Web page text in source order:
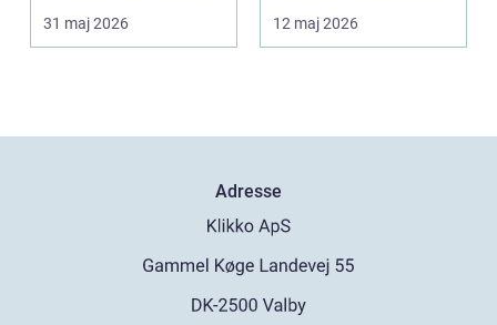
Rengøringen påv...
31 maj 2026
Møbler, per...
12 maj 2026
Adresse